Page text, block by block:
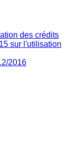
des crédits
sur l'utilisation
2016